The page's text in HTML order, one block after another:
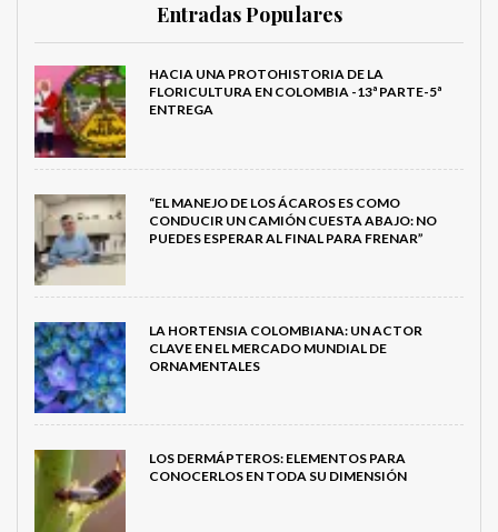
Entradas Populares
HACIA UNA PROTOHISTORIA DE LA
FLORICULTURA EN COLOMBIA -13ª PARTE-5ª
ENTREGA
“EL MANEJO DE LOS ÁCAROS ES COMO
CONDUCIR UN CAMIÓN CUESTA ABAJO: NO
PUEDES ESPERAR AL FINAL PARA FRENAR”
LA HORTENSIA COLOMBIANA: UN ACTOR
CLAVE EN EL MERCADO MUNDIAL DE
ORNAMENTALES
LOS DERMÁPTEROS: ELEMENTOS PARA
CONOCERLOS EN TODA SU DIMENSIÓN